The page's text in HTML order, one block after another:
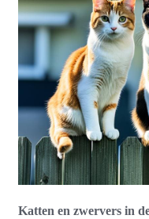
Katten en zwervers in